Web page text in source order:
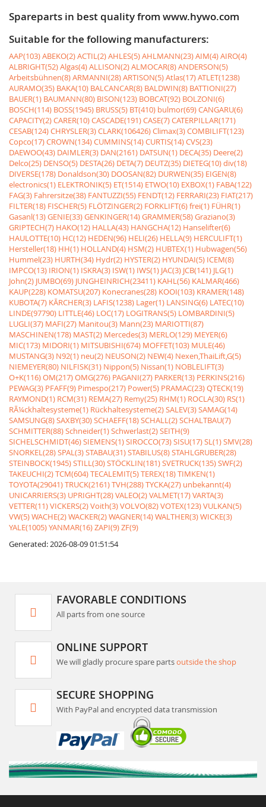
Spareparts in best quality from www.hywo.com
Suitable for the following manufacturers:
AAP(103)ABEKO(2)ACTIL(2)AHLES(5)AHLMANN(23)AIM(4)AIRO(4)
ALBRIGHT(52)Algas(4)ALLISON(2)ALMOCAR(8)ANDERSON(5)
Arbeitsbühnen(8)ARMANNI(28)ARTISON(5)Atlas(17)ATLET(1238)
AURAMO(35) BAKA(10) BALCANCAR(8) BALDWIN(8) BATTIONI(27)
BAUER(1) BAUMANN(80) BISON(123) BOBCAT(92) BOLZONI(6)
BOSCH(114) BOSS(1945) BRUSS(5) BT(410) bulmor(69)CANGARU(6)
CAPACITY(2)CARER(10)CASCADE(191)CASE(7)CATERPILLAR(171)
CESAB(124)CHRYSLER(3)CLARK(106426)Climax(3)COMBILIFT(123)
Copco(17)CROWN(134)CUMMINS(14)CURTIS(14)CVS(23)
DAEWOO(43) DAIMLER(3) DAN(2161) DATSUN(1) DECA(35) Deere(2)
Delco(25) DENSO(5) DESTA(26) DETA(7) DEUTZ(35) DIETEG(10)div(18)
DIVERSE(178) Donaldson(30) DOOSAN(82) DURWEN(35) EIGEN(8)
electronics(1) ELEKTRONIK(5) ET(1514) ETWO(10) EXBOX(1) FABA(122)
FAG(3) Fahrersitze(38) FANTUZZI(55) FENDT(12) FERRARI(23) FIAT(217)
FILTER(18) FISCHER(5) FLÖTZINGER(2) FORKLIFT(6)frei(1) FÜHR(1)
Gasanl(13)GENIE(33)GENKINGER(14)GRAMMER(58)Graziano(3)
GRIPTECH(7) HAKO(12) HALLA(43) HANGCHA(12) Hanselifter(6)
HAULOTTE(10) HC(12) HEDEN(96) HELI(26) HELLA(9) HERCULIFT(1)
Hersteller(18) HH(1) HOLLAND(4) HSM(2) HUBTEX(1) Hubwagen(56)
Hummel(23) HURTH(34) Hydr(2) HYSTER(2) HYUNDAI(5) ICEM(8)
IMPCO(13) IRION(1) ISKRA(3) ISW(1) IWS(1) JAC(3) JCB(141) JLG(1)
John(2) JUMBO(69) JUNGHEINRICH(23411) KAHL(56) KALMAR(466)
KAUP(228) KOMATSU(207) Konecranes(28) KOOI(103) KRAMER(148)
KUBOTA(7) KÃRCHER(3) LAFIS(1238) Lager(1) LANSING(6) LATEC(10)
LINDE(97790) LITTLE(46) LOC(17) LOGITRANS(5) LOMBARDINI(5)
LUGLI(37) MAFI(27) Manitou(3) Mann(23) MARIOTTI(87)
MASCHINEN(178) MAST(2) Mercedes(3) MERLO(129) MEYER(6)
MIC(173) MIDORI(1) MITSUBISHI(674) MOFFET(103) MULE(46)
MUSTANG(3) N92(1) neu(2) NEUSON(2) NEW(4) Nexen,ThaiLift,G(5)
NIEMEYER(80) NILFISK(31) Nippon(5) Nissan(1) NOBLELIFT(3)
O+K(116)OM(217)OMG(276) PAGANI(27) PARKER(13) PERKINS(216)
PEWAG(3) PFAFF(9) Pimespo(217) Power(5) PRAMAC(23)QTECK(19)
RAYMOND(1) RCM(31) REMA(27) Remy(25) RHM(1) ROCLA(30) RS(1)
RÃ¼ckhaltesysteme(1) Rückhaltesysteme(2)SALEV(3)SAMAG(14)
SAMSUNG(8)SAXBY(30)SCHAEFF(18)SCHALL(2)SCHALTBAU(7)
SCHMITTER(88)Schneider(1)Schwerlast(2)SEITH(9)
SICHELSCHMIDT(46)SIEMENS(1)SIROCCO(73)SISU(17)SL(1)SMV(28)
SNORKEL(28)SPAL(3)STABAU(31)STABILUS(8)STAHLGRUBER(28)
STEINBOCK(1945)STILL(30)STÖCKLIN(181)SVETRUCK(135)SWF(2)
TAKEUCHI(2)TCM(604)TECALEMIT(5)TEREX(18)TIMKEN(1)
TOYOTA(29041)TRUCK(2161)TVH(288)TYCKA(27) unbekannt(4)
UNICARRIERS(3) UPRIGHT(28)VALEO(2)VALMET(17)VARTA(3)
VETTER(11)VICKERS(2)Voith(3)VOLVO(82)VOTEX(123)VULKAN(5)
VW(5)WACHE(2)WACKER(2)WAGNER(14)WALTHER(3)WICKE(3)
YALE(1005)YANMAR(16)ZAPI(9)ZF(9)
Generated: 2026-08-09 01:51:54
FAVORABLE CONDITIONS
All parts from one source
ONLINE SUPPORT
We will gladly procure spare partsoutside the shop
SECURE SHOPPING
With PayPal and encrypted data transmission